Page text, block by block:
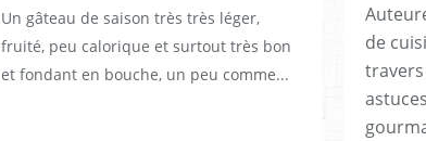
Un gâteau de saison très très léger,
fruité, peu calorique et surtout très bon
et fondant en bouche, un peu comme...
de